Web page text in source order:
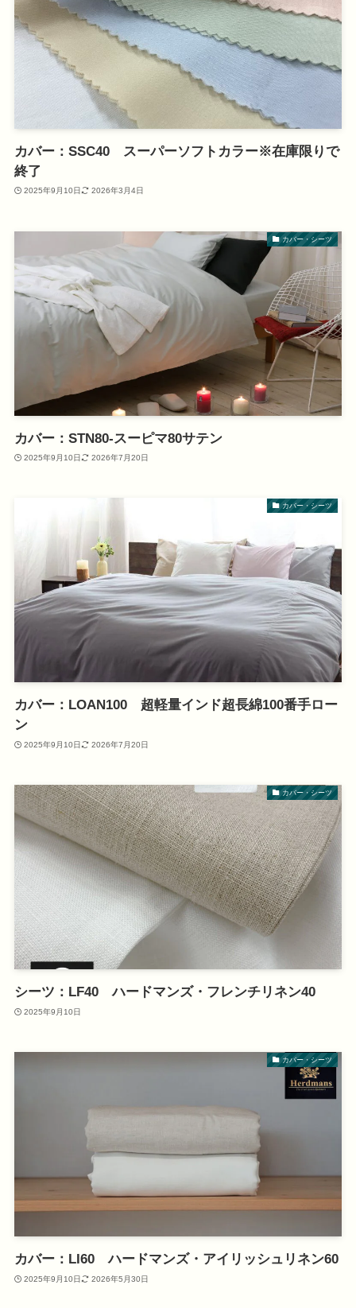
カバー：SSC40 スーパーソフトカラー※在庫限りで
終了
2025年9月10日 2026年3月4日
カバー・シーツ
カバー：STN80-スーピマ80サテン
2025年9月10日 2026年7月20日
カバー・シーツ
カバー：LOAN100 超軽量インド超長綿100番手ロー
ン
2025年9月10日 2026年7月20日
カバー・シーツ
シーツ：LF40 ハードマンズ・フレンチリネン40
2025年9月10日
カバー・シーツ
カバー：LI60 ハードマンズ・アイリッシュリネン60
2025年9月10日 2026年5月30日